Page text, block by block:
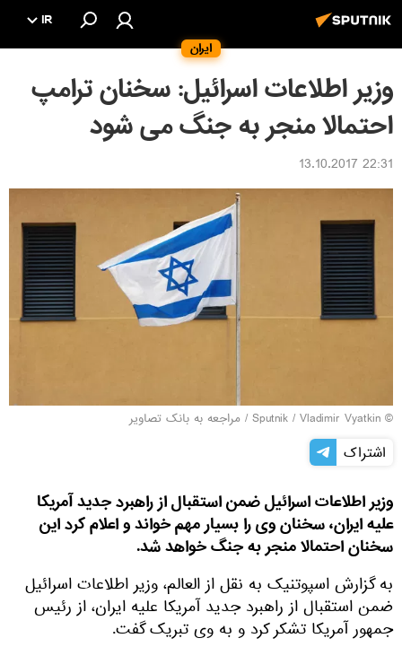
ایران
IR
وزیر اطلاعات اسرائیل: سخنان ترامپ
احتمالا منجر به جنگ مى شود
22:31 13.10.2017
© Sputnik / Vladimir Vyatkin
/ مراجعه به بانک تصاویر
اشتراک
وزیر اطلاعات اسرائیل ضمن استقبال از راهبرد جدید آمریکا
علیه ایران، سخنان وی را بسیار مهم خواند و اعلام کرد این
سخنان احتمالا منجر به جنگ خواهد شد.
به گزارش اسپوتنیک به نقل از العالم، وزیر اطلاعات اسرائیل
ضمن استقبال از راهبرد جدید آمریکا علیه ایران، از رئیس
جمهور آمریکا تشکر کرد و به وی تبریک گفت.